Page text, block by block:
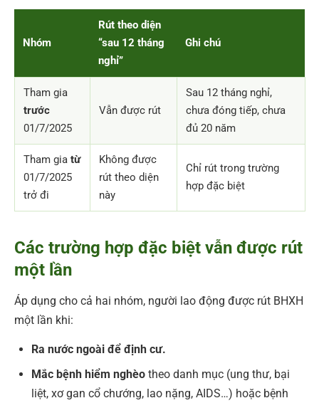
Nhóm
Rút theo diện
“sau 12 tháng
nghỉ”
Ghi chú
Tham gia
trước
01/7/2025
Vẫn được rút
Sau 12 tháng nghỉ,
chưa đóng tiếp, chưa
đủ 20 năm
Tham gia từ
01/7/2025
trở đi
Không được
rút theo diện
này
Chỉ rút trong trường
hợp đặc biệt
Các trường hợp đặc biệt vẫn được rút
một lần
Áp dụng cho cả hai nhóm, người lao động được rút BHXH
một lần khi:
Ra nước ngoài để định cư.
Mắc bệnh hiểm nghèo theo danh mục (ung thư, bại
liệt, xơ gan cổ chướng, lao nặng, AIDS…) hoặc bệnh